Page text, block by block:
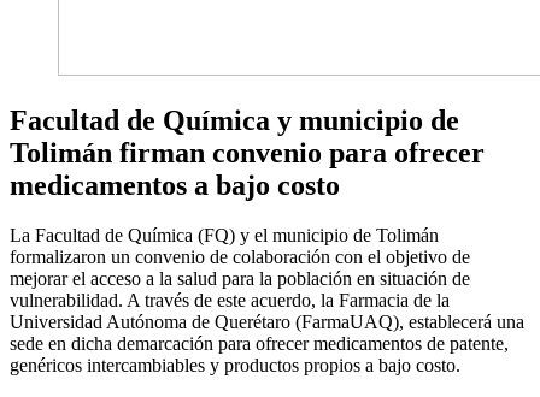
Facultad de Química y municipio de
Tolimán firman convenio para ofrecer
medicamentos a bajo costo
La Facultad de Química (FQ) y el municipio de Tolimán
formalizaron un convenio de colaboración con el objetivo de
mejorar el acceso a la salud para la población en situación de
vulnerabilidad. A través de este acuerdo, la Farmacia de la
Universidad Autónoma de Querétaro (FarmaUAQ), establecerá una
sede en dicha demarcación para ofrecer medicamentos de patente,
genéricos intercambiables y productos propios a bajo costo.